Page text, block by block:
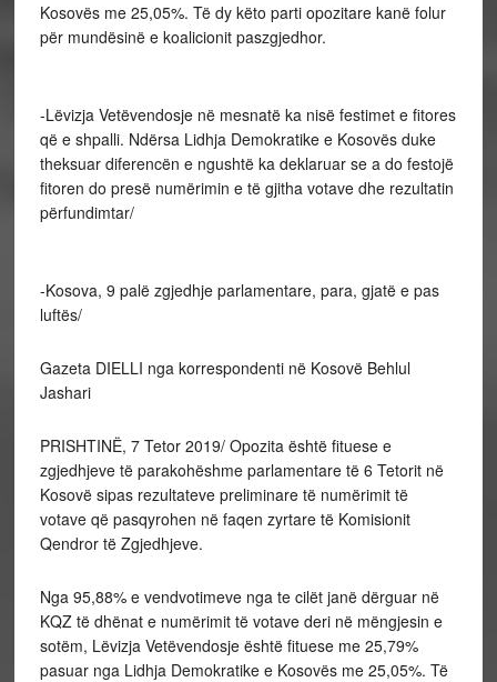
Kosovës me 25,05%. Të dy këto parti opozitare kanë folur
për mundësinë e koalicionit paszgjedhor.
-Lëvizja Vetëvendosje në mesnatë ka nisë festimet e fitores
që e shpalli. Ndërsa Lidhja Demokratike e Kosovës duke
theksuar diferencën e ngushtë ka deklaruar se a do festojë
fitoren do presë numërimin e të gjitha votave dhe rezultatin
përfundimtar/
-Kosova, 9 palë zgjedhje parlamentare, para, gjatë e pas
luftës/
Gazeta DIELLI nga korrespondenti në Kosovë Behlul
Jashari
PRISHTINË, 7 Tetor 2019/ Opozita është fituese e
zgjedhjeve të parakohëshme parlamentare të 6 Tetorit në
Kosovë sipas rezultateve preliminare të numërimit të
votave që pasqyrohen në faqen zyrtare të Komisionit
Qendror të Zgjedhjeve.
Nga 95,88% e vendvotimeve nga te cilët janë dërguar në
KQZ të dhënat e numërimit të votave deri në mëngjesin e
sotëm, Lëvizja Vetëvendosje është fituese me 25,79%
pasuar nga Lidhja Demokratike e Kosovës me 25,05%. Të